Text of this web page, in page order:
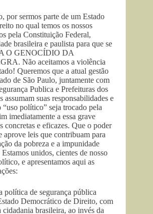
por sermos parte de um Estado
no qual temos os nossos
pela Constituição Federal,
brasileira e paulista para que se
O GENOCÍDIO DA
Não aceitamos a violência
Queremos que a atual gestão
de São Paulo, juntamente com
Publica e Prefeituras dos
assumam suas responsabilidades e
político” seja trocado pela
imediatamente a essa grave
concretas e eficazes. Que o poder
aprove leis que contribuam para
da pobreza e a impunidade
unidos, cientes de nosso
e apresentamos aqui as
política de segurança pública
Democrático de Direito, com
cidadania brasileira, ao invés da